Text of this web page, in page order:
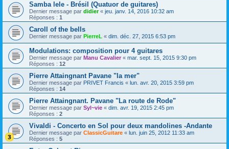
Samba lele - Brésil (Quatuor de guitares)
Dernier message par didier« jeu. janv. 14, 2016 10:32 am
Réponses : 1
Caroll of the bells
Dernier message par PierreL « dim. déc. 27, 2015 6:53 pm
Modulations: composition pour 4 guitares
Dernier message par Manu Cavalier « mar. sept. 15, 2015 9:30 pm
Réponses : 12
Pierre Attaingnant Pavane "la mer"
Dernier message par PRIVET Francis « lun. avr. 20, 2015 3:59 pm
Réponses : 14
Pierre Attaingnant. Pavane "La route de Rode"
Dernier message par Syl~vie « dim. avr. 19, 2015 2:45 pm
Réponses : 2
Vivaldi - Concerto en Sol pour deux mandolines -Andante
Dernier message par ClassicGuitare « lun. juin 25, 2012 11:33 am
Réponses : 5